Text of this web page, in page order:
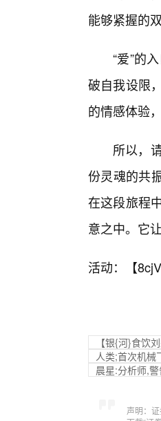
能够紧握的
“爱”的
破自我设限
的情感体验
所以，
份灵魂的共
在这段旅程
意之中。它
活动：【
【银{河}食饮
人类;首次机械
晨星:分析师,
声明：